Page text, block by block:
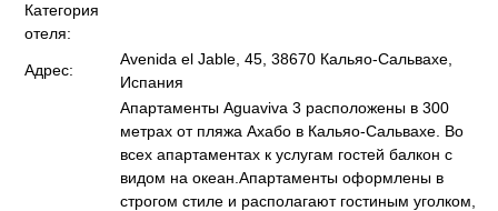
Категория
отеля:
Адрес:
Avenida el Jable, 45, 38670 Кальяо-Сальвахе,
Испания
Апартаменты Aguaviva 3 расположены в 300
метрах от пляжа Ахабо в Кальяо-Сальвахе. Во
всех апартаментах к услугам гостей балкон с
видом на океан.Апартаменты оформлены в
строгом стиле и располагают гостиным уголком,